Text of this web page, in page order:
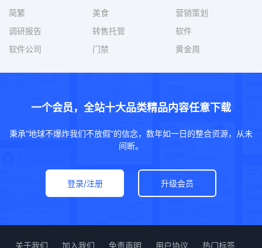
简繁
美食
营销策划
调研报告
转售托管
软件
软件公司
门禁 黄金周
一个会员，全站十大品类精品内容任意下载
秉承“地球不爆炸我们不放假”的信念，数年如一日的整合资源，从未
间断。
登录/注册 升级会员
关于我们 加入我们 免责声明 用户协议 热门标签